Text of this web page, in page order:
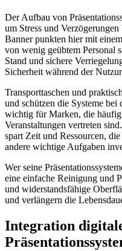
Der Aufbau von
um Stress und
Banner punkten hier mit
von wenig geübtem Personal
Stand und sichere
Sicherheit während der
Transporttaschen und
und schützen die Systeme bei
wichtig für Marken, die
Veranstaltungen vertreten
spart Zeit und Ressourcen,
andere wichtige Aufgaben
Wer seine
eine einfache Reinigung und
und widerstandsfähige
und verlängern die
Integration